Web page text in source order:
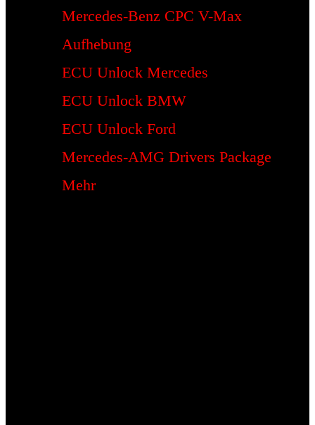
Mercedes-Benz CPC V-Max
Aufhebung
ECU Unlock Mercedes
ECU Unlock BMW
ECU Unlock Ford
Mercedes-AMG Drivers Package
Mehr